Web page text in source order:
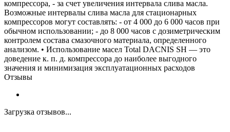
компрессора, - за счет увеличения интервала слива масла.
Возможные интервалы слива масла для стационарных
компрессоров могут составлять: - от 4 000 до 6 000 часов при
обычном использовании; - до 8 000 часов с дозиметрическим
контролем состава смазочного материала, определенного
анализом. • Использование масел Total DACNIS SH — это
доведение к. п. д. компрессора до наиболее выгодного
значения и минимизация эксплуатационных расходов
Отзывы
Загрузка отзывов...